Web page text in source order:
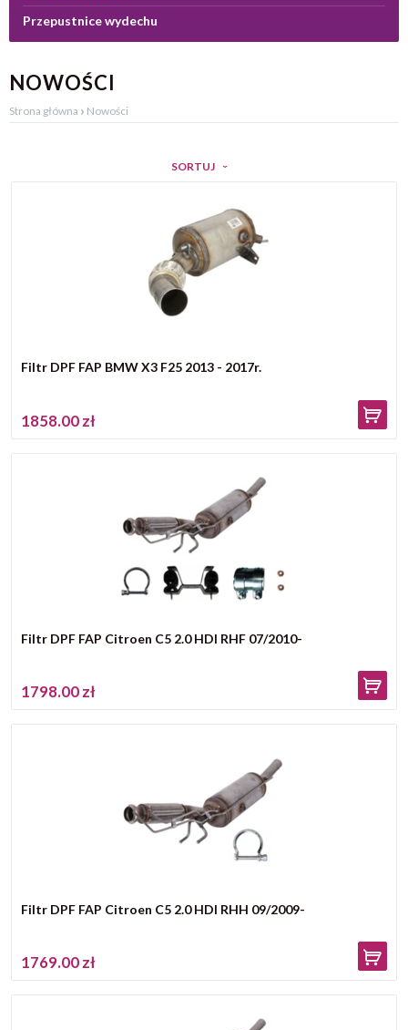
Przepustnice wydechu
NOWOŚCI
Strona główna › Nowości
SORTUJ
Filtr DPF FAP BMW X3 F25 2013 - 2017r.
1858.00 zł
Filtr DPF FAP Citroen C5 2.0 HDI RHF 07/2010-
1798.00 zł
Filtr DPF FAP Citroen C5 2.0 HDI RHH 09/2009-
1769.00 zł